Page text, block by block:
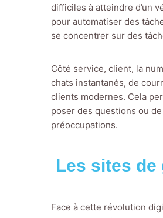
difficiles à atteindre d’un
pour automatiser des
se concentrer sur des
Côté service, client, la
chats instantanés, de
clients modernes. Cela
poser des questions ou
préoccupations.
Les sites de
Face à cette révolution